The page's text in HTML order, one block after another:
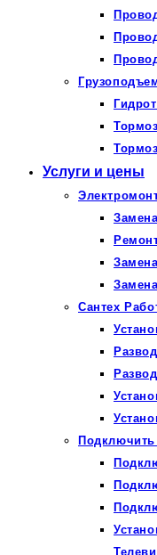
Услуги и цены
Сантех
Подключить